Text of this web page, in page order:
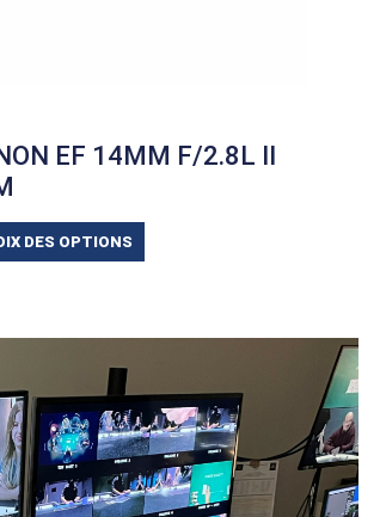
EF 14MM F/2.8L II
DES OPTIONS